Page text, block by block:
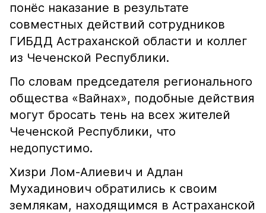
понёс наказание в результате
совместных действий сотрудников
ГИБДД Астраханской области и коллег
из Чеченской Республики.
По словам председателя регионального
общества «Вайнах», подобные действия
могут бросать тень на всех жителей
Чеченской Республики, что
недопустимо.
Хизри Лом-Алиевич и Адлан
Мухадинович обратились к своим
землякам, находящимся в Астраханской